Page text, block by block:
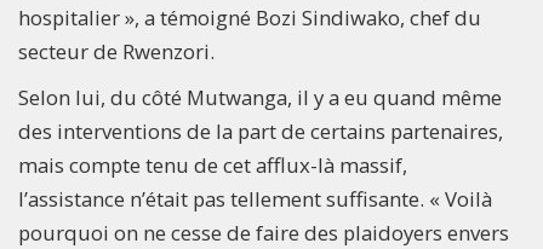
hospitalier », a témoigné Bozi Sindiwako, chef du
secteur de Rwenzori.
Selon lui, du côté Mutwanga, il y a eu quand même
des interventions de la part de certains partenaires,
mais compte tenu de cet afflux-là massif,
l’assistance n’était pas tellement suffisante. « Voilà
pourquoi on ne cesse de faire des plaidoyers envers